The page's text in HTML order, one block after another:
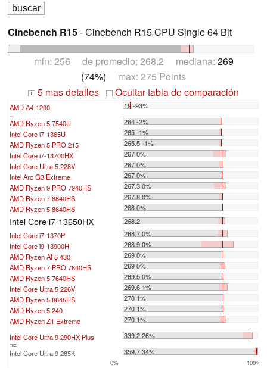
Cinebench R15- Cinebench R15 CPU Single 64 Bit
min: 256 de promedio: 268.2 mediana: 269
(74%) max: 275 Points
+ 5 mas detalles - Ocultar tabla de comparación
AMD A4-1200 19 -93%
...
AMD Ryzen 5 7540U
264 -2%
Intel Core i7-1365U
265 -1%
AMD Ryzen 5 PRO 215
265.5 -1%
Intel Core i7-13700HX
267 0%
Intel Core Ultra 5 228V
267 0%
Intel Arc G3 Extreme
267 0%
AMD Ryzen 9 PRO 7940HS
267.3 0%
AMD Ryzen 7 8840HS
267.8 0%
AMD Ryzen 5 8640HS
268 0%
Intel Core i7-13650HX
268.2
Intel Core i7-1370P
268.7 0%
Intel Core i9-13900H
268.9 0%
AMD Ryzen AI 5 430
269 0%
AMD Ryzen 7 PRO 7840HS
269 0%
AMD Ryzen 5 7640HS
269.5 0%
Intel Core Ultra 5 226V
269.6 1%
AMD Ryzen 5 8645HS
270 1%
AMD Ryzen 5 240
270 1%
AMD Ryzen Z1 Extreme
270 1%
...
Intel Core Ultra 9 290HX Plus 339.2 26%
max:
Intel Core Ultra 9 285K 359.7 34%
0% 100%